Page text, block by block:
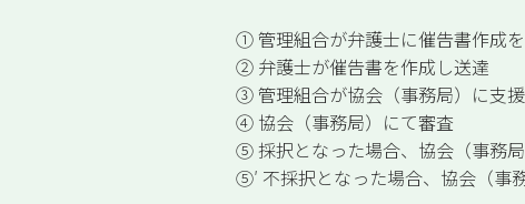
① 管理組合が弁護士に催告書作成
② 弁護士が催告書を作成し送達
③ 管理組合が協会（事務局）に支
④ 協会（事務局）にて審査
⑤ 採択となった場合、協会（事務
⑤′ 不採択となった場合、協会（事